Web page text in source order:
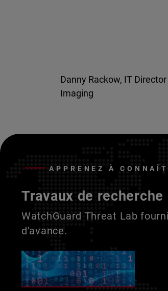
Danny Rackow, IT
Imaging
APPRENEZ À
Travaux de
WatchGuard Threat Lab
d'avance.